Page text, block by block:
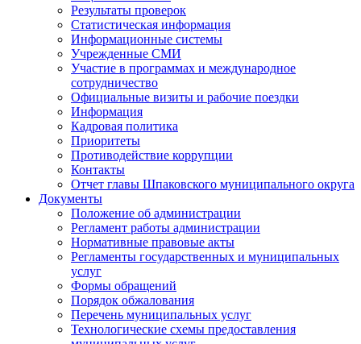
Результаты проверок
Статистическая информация
Информационные системы
Учрежденные СМИ
Участие в программах и международное
сотрудничество
Официальные визиты и рабочие поездки
Информация
Кадровая политика
Приоритеты
Противодействие коррупции
Контакты
Отчет главы Шпаковского муниципального округа
Документы
Положение об администрации
Регламент работы администрации
Нормативные правовые акты
Регламенты государственных и муниципальных
услуг
Формы обращений
Порядок обжалования
Перечень муниципальных услуг
Технологические схемы предоставления